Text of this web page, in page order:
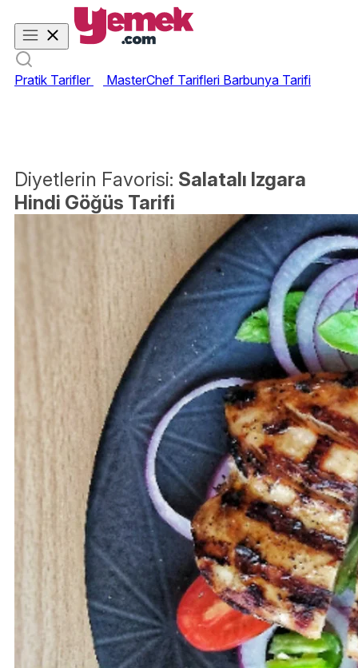
Pratik Tarifler MasterChef Tarifleri Barbunya Tarifi
Diyetlerin Favorisi: Salatalı Izgara
Hindi Göğüs Tarifi